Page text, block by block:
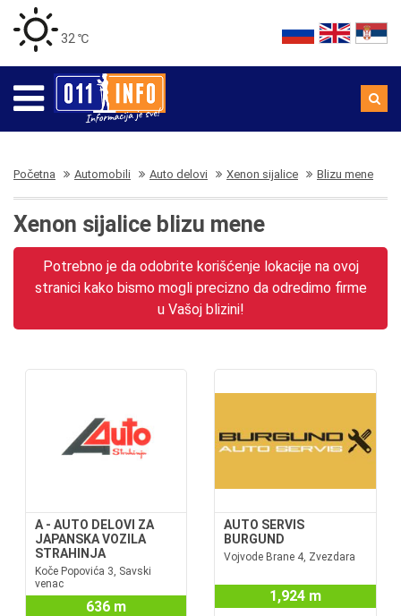
32 ℃
Početna Automobili Auto delovi Xenon sijalice Blizu mene
Xenon sijalice blizu mene
Potrebno je da odobrite korišćenje lokacije na ovoj
stranici kako bismo mogli precizno da odredimo firme
u Vašoj blizini!
A - AUTO DELOVI ZA
JAPANSKA VOZILA
STRAHINJA
Koče Popovića 3, Savski
venac
636 m
AUTO SERVIS
BURGUND
Vojvode Brane 4, Zvezdara
1,924 m